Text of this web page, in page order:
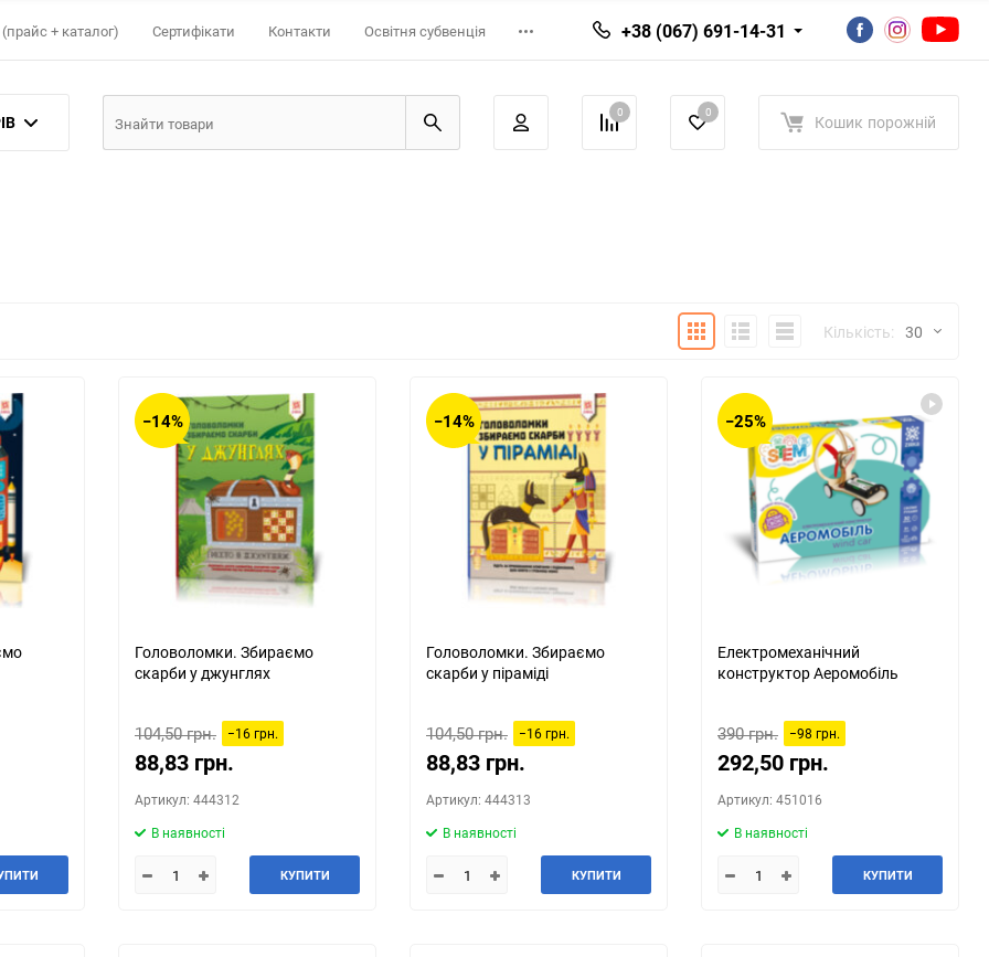
+ каталог) Сертифікати Контакти Освітня субвенція +38 (067) 691-14-31
0 0 Кошик порожній
ПлиткаДетальноСписок Кількість: 30
60
90
150
−14%
Головоломки. Збираємо
скарби у джунглях
104,50 грн. −16 грн.
88,83 грн.
Артикул: 444312
В наявності
КУПИТИ
−14%
Головоломки. Збираємо
скарби у піраміді
104,50 грн. −16 грн.
88,83 грн.
Артикул: 444313
В наявності
КУПИТИ
−25%
Електромеханічний
конструктор Аеромобіль
390 грн. −98 грн.
292,50 грн.
Артикул: 451016
В наявності
КУПИТИ